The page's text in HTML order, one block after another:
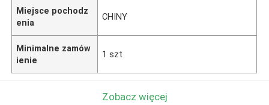
Miejsce pochodz
enia
CHINY
Minimalne zamów
ienie
1 szt
Zobacz więcej